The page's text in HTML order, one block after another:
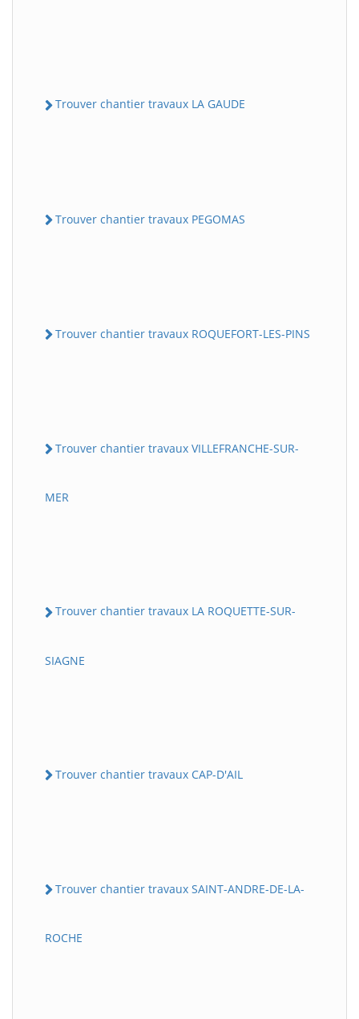
Trouver chantier travaux LA GAUDE
Trouver chantier travaux PEGOMAS
Trouver chantier travaux ROQUEFORT-LES-PINS
Trouver chantier travaux VILLEFRANCHE-SUR-
MER
Trouver chantier travaux LA ROQUETTE-SUR-
SIAGNE
Trouver chantier travaux CAP-D'AIL
Trouver chantier travaux SAINT-ANDRE-DE-LA-
ROCHE